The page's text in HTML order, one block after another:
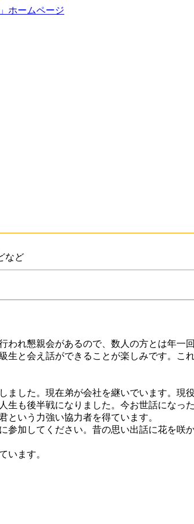
など
われ懇親会があるので、数人の方とは年
生と会え話ができることが楽しみです。
ました。現在弟が会社を継いでいます。
生も後半戦になりました。今お世話にな
という力強い協力者を得ています。
加してください。昔の思い出話に花を咲
います。